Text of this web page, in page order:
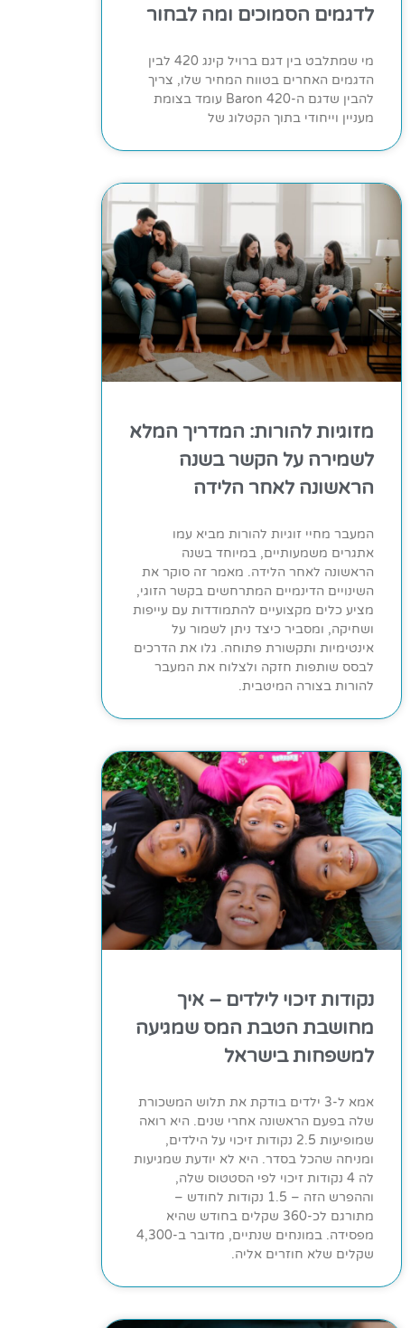
לדגמים הסמוכים ומה לבחור
מי שמתלבט בין דגם ברויל קינג 420 לבין
הדגמים האחרים בטווח המחיר שלו, צריך
להבין שדגם ה-Baron 420 עומד בצומת
מעניין וייחודי בתוך הקטלוג של
מזוגיות להורות: המדריך המלא
לשמירה על הקשר בשנה
הראשונה לאחר הלידה
המעבר מחיי זוגיות להורות מביא עמו
אתגרים משמעותיים, במיוחד בשנה
הראשונה לאחר הלידה. מאמר זה סוקר את
השינויים הדינמיים המתרחשים בקשר הזוגי,
מציע כלים מקצועיים להתמודדות עם עייפות
ושחיקה, ומסביר כיצד ניתן לשמור על
אינטימיות ותקשורת פתוחה. גלו את הדרכים
לבסס שותפות חזקה ולצלוח את המעבר
להורות בצורה המיטבית.
נקודות זיכוי לילדים – איך
מחושבת הטבת המס שמגיעה
למשפחות בישראל
אמא ל-3 ילדים בודקת את תלוש המשכורת
שלה בפעם הראשונה אחרי שנים. היא רואה
שמופיעות 2.5 נקודות זיכוי על הילדים,
ומניחה שהכל בסדר. היא לא יודעת שמגיעות
לה 4 נקודות זיכוי לפי הסטטוס שלה,
וההפרש הזה – 1.5 נקודות לחודש –
מתורגם לכ-360 שקלים בחודש שהיא
מפסידה. במונחים שנתיים, מדובר ב-4,300
שקלים שלא חוזרים אליה.